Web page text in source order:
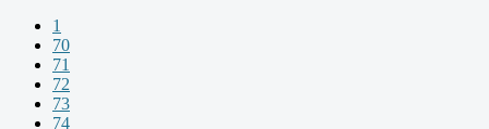
1
70
71
72
73
74